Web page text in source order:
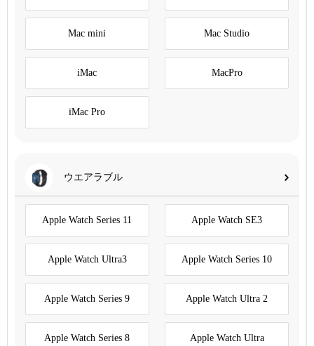
Mac mini Mac Studio
iMac MacPro
iMac Pro
ウエアラブル
Apple Watch Series 11 Apple Watch SE3
Apple Watch Ultra3 Apple Watch Series 10
Apple Watch Series 9 Apple Watch Ultra 2
Apple Watch Series 8 Apple Watch Ultra